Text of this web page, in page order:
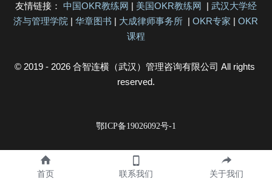
友情链接： 中国OKR教练网 | 美国OKR教练网
  |
武汉大学经
济与管理学院 | 华章图书 | 大成律师事务所 | OKR专家 | OKR
课程
© 2019 - 2026 合智连横（武汉）管理咨询有限公司 All rights
reserved.
鄂ICP备19026092号-1
首页 联系我们 关于我们